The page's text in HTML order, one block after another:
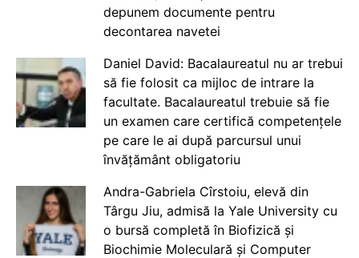
depunem documente pentru
decontarea navetei
Daniel David: Bacalaureatul nu ar trebui
să fie folosit ca mijloc de intrare la
facultate. Bacalaureatul trebuie să fie
un examen care certifică competențele
pe care le ai după parcursul unui
învățământ obligatoriu
Andra-Gabriela Cîrstoiu, elevă din
Târgu Jiu, admisă la Yale University cu
o bursă completă în Biofizică și
Biochimie Moleculară și Computer